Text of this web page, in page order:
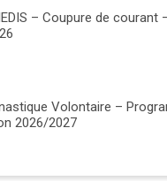
– Coupure de courant
Volontaire –
2026/2027